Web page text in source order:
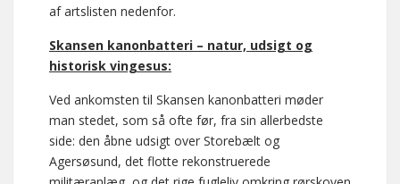
af artslisten nedenfor.
Skansen kanonbatteri – natur, udsigt og
historisk vingesus:
Ved ankomsten til Skansen kanonbatteri møder
man stedet, som så ofte før, fra sin allerbedste
side: den åbne udsigt over Storebælt og
Agersøsund, det flotte rekonstruerede